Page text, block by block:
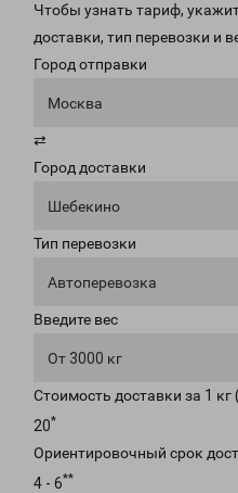
Чтобы узнать тариф,
доставки, тип перевозки и
Город отправки
Москва
⇄
Город доставки
Шебекино
Тип перевозки
Автоперевозка
Введите вес
От 3000 кг
Стоимость доставки за 1
20*
Ориентировочный срок
4 - 6**